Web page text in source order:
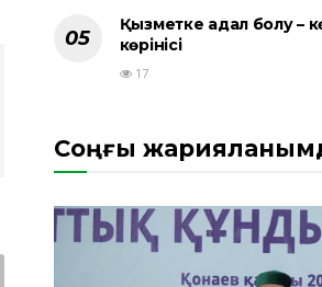
Қызметке адал болу –
көрінісі
17
Соңғы